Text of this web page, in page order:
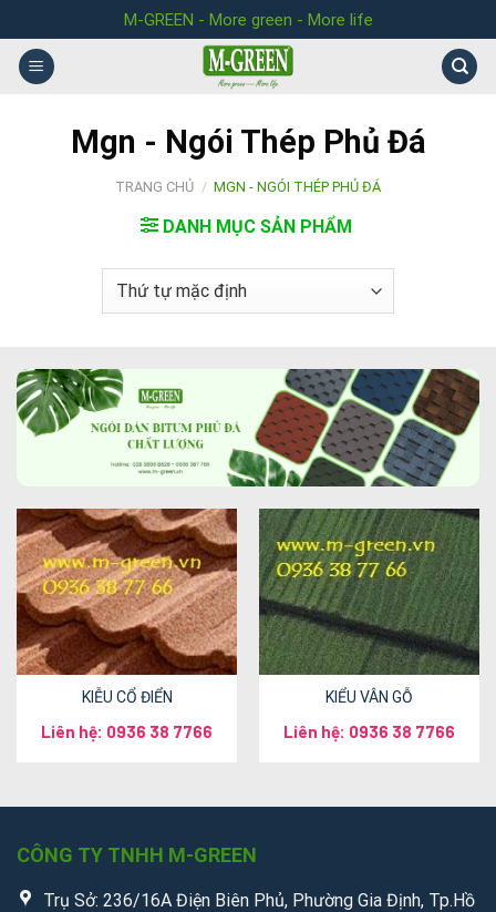
to
content
M-GREEN - More green - More life
Mgn - Ngói Thép Phủ Đá
TRANG CHỦ / MGN - NGÓI THÉP PHỦ ĐÁ
DANH MỤC SẢN PHẨM
KIỄU CỔ ĐIỂN
Liên hệ: 0936 38 7766
KIỂU VÂN GỖ
Liên hệ: 0936 38 7766
CÔNG TY TNHH M-GREEN
Trụ Sở: 236/16A Điện Biên Phủ, Phường Gia Định, Tp.Hồ